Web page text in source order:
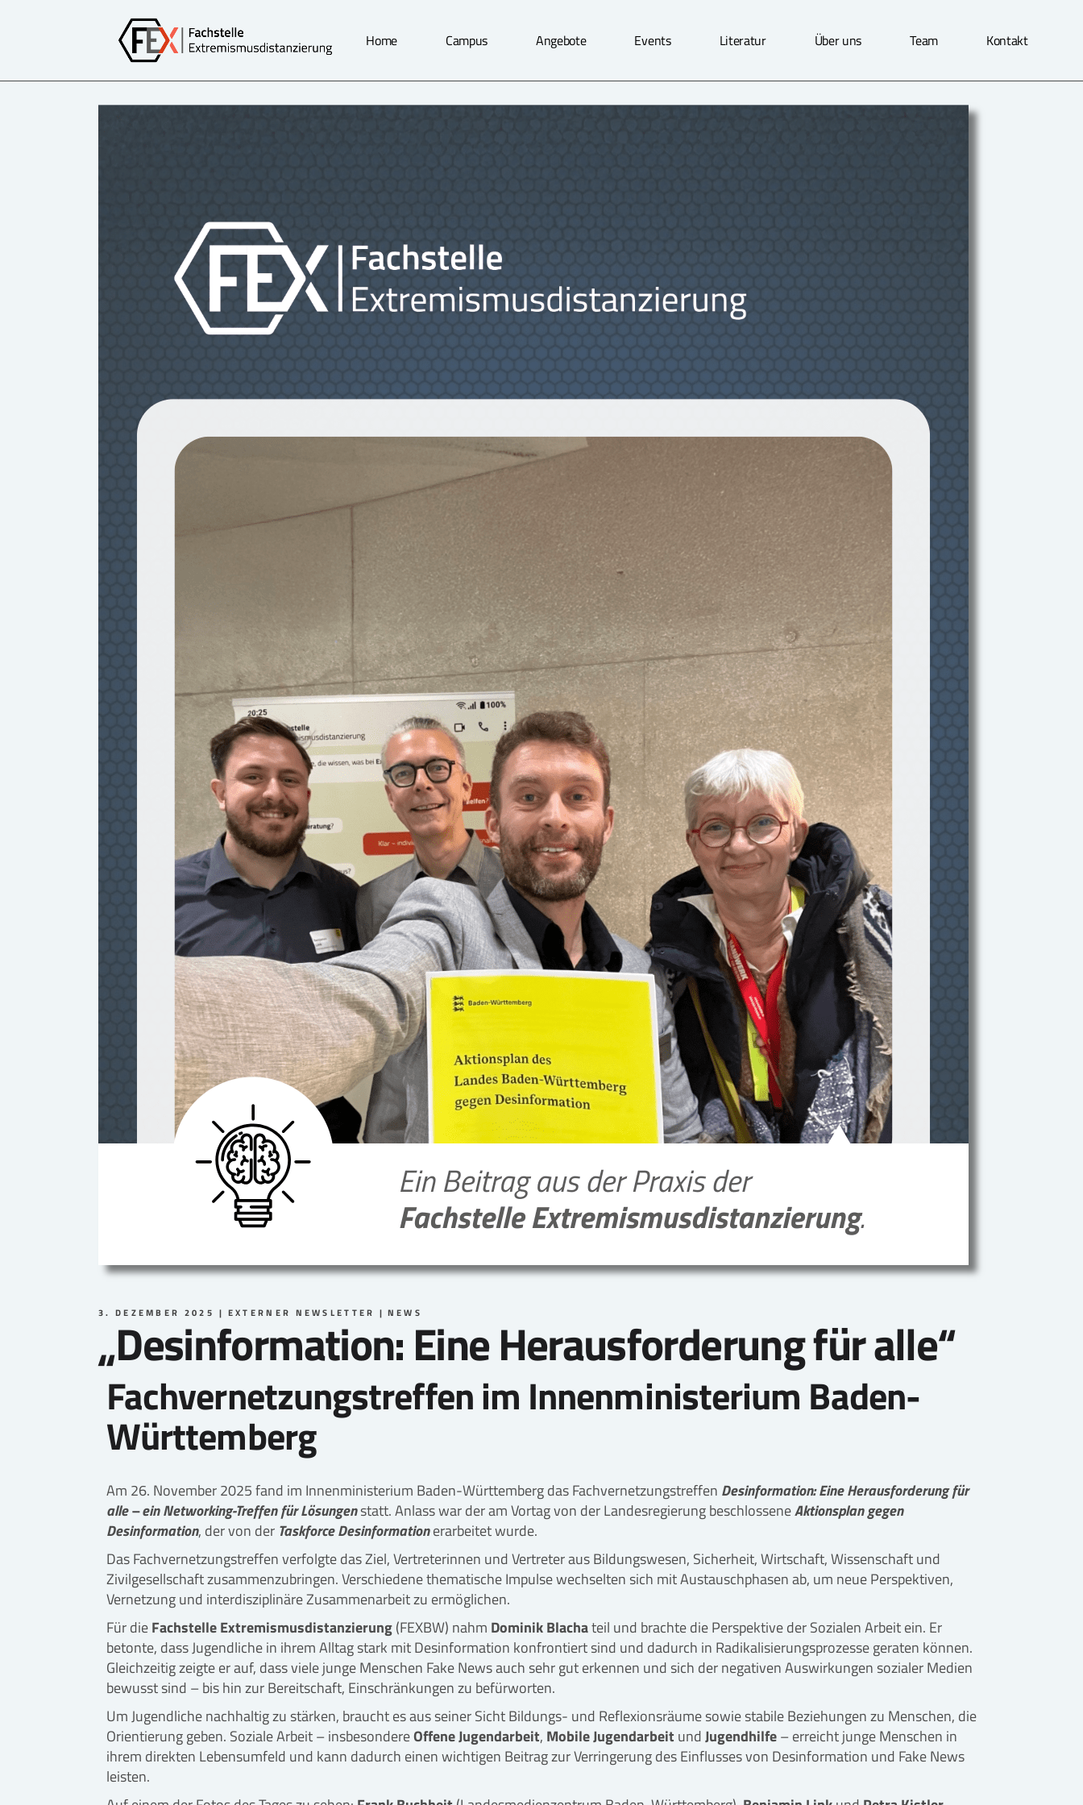
Home Campus Angebote Events Literatur Über uns Team Kontakt
3. DEZEMBER 2025 EXTERNER NEWSLETTER NEWS
„Desinformation: Eine Herausforderung für alle“
Fachvernetzungstreffen im Innenministerium Baden-
Württemberg
Am 26. November 2025 fand im Innenministerium Baden-Württemberg das Fachvernetzungstreffen Desinformation: Eine Herausforderung für
alle – ein Networking-Treffen für Lösungenstatt. Anlass war der am Vortag von der Landesregierung beschlosseneAktionsplan gegen
Desinformation, der von der Taskforce Desinformationerarbeitet wurde.
Das Fachvernetzungstreffen verfolgte das Ziel, Vertreterinnen und Vertreter aus Bildungswesen, Sicherheit, Wirtschaft, Wissenschaft und
Zivilgesellschaft zusammenzubringen. Verschiedene thematische Impulse wechselten sich mit Austauschphasen ab, um neue Perspektiven,
Vernetzung und interdisziplinäre Zusammenarbeit zu ermöglichen.
Für dieFachstelle Extremismusdistanzierung(FEXBW) nahm Dominik Blachateil und brachte die Perspektive der Sozialen Arbeit ein. Er
betonte, dass Jugendliche in ihrem Alltag stark mit Desinformation konfrontiert sind und dadurch in Radikalisierungsprozesse geraten können.
Gleichzeitig zeigte er auf, dass viele junge Menschen Fake News auch sehr gut erkennen und sich der negativen Auswirkungen sozialer Medien
bewusst sind – bis hin zur Bereitschaft, Einschränkungen zu befürworten.
Um Jugendliche nachhaltig zu stärken, braucht es aus seiner Sicht Bildungs- und Reflexionsräume sowie stabile Beziehungen zu Menschen, die
Orientierung geben. Soziale Arbeit – insbesondereOffene Jugendarbeit, Mobile Jugendarbeit undJugendhilfe– erreicht junge Menschen in
ihrem direkten Lebensumfeld und kann dadurch einen wichtigen Beitrag zur Verringerung des Einflusses von Desinformation und Fake News
leisten.